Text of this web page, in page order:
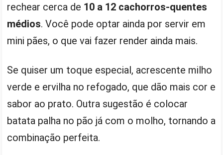
rechear cerca de 10 a 12 cachorros-quentes
médios. Você pode optar ainda por servir em
mini pães, o que vai fazer render ainda mais.
Se quiser um toque especial, acrescente milho
verde e ervilha no refogado, que dão mais cor e
sabor ao prato. Outra sugestão é colocar
batata palha no pão já com o molho, tornando a
combinação perfeita.